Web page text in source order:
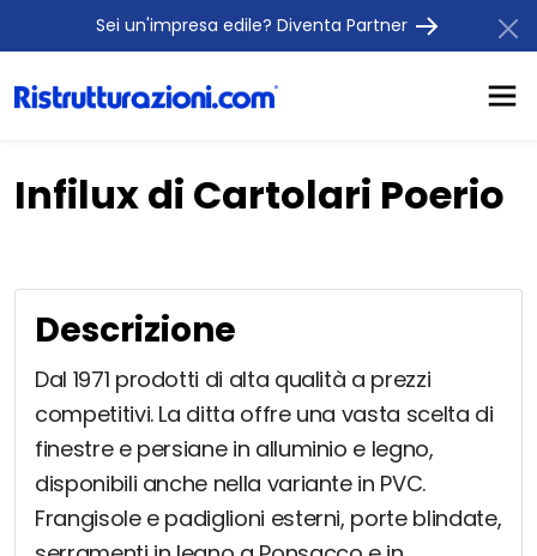
Sei un'impresa edile? Diventa Partner
Infilux di Cartolari Poerio
Descrizione
Dal 1971 prodotti di alta qualità a prezzi
competitivi. La ditta offre una vasta scelta di
finestre e persiane in alluminio e legno,
disponibili anche nella variante in PVC.
Frangisole e padiglioni esterni, porte blindate,